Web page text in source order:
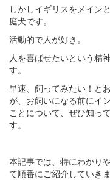
しかしイギリスをメイン
庭犬です。
活動的で人が好き。
人を喜ばせたいという精
す。
早速、飼ってみたい！と
が、お飼いになる前にイ
ことについて、ぜひ知っ
す。
本記事では、特にわかり
て順番にご紹介していきま